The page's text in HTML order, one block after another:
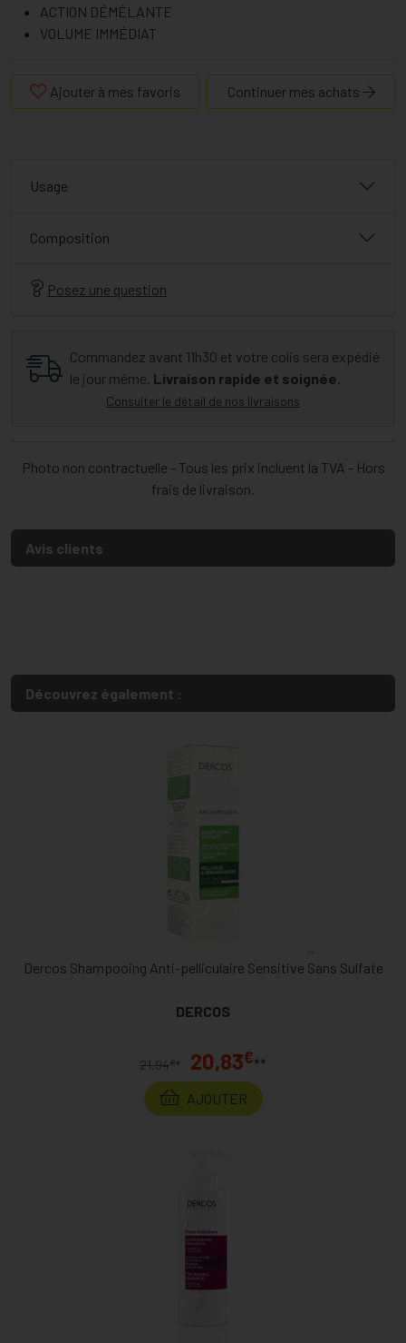
ACTION DÉMÉLANTE
VOLUME IMMÉDIAT
Ajouter à mes favoris Continuer mes achats
Usage
Composition
Posez une question
Commandez avant 11h30 et votre colis sera expédié
le jour même. Livraison rapide et soignée.
Consulter le détail de nos livraisons
Photo non contractuelle - Tous les prix incluent la TVA - Hors
frais de livraison.
Avis clients
Découvrez également :
Dercos Shampooing Anti-pelliculaire Sensitive Sans Sulfate
DERCOS
21,94€* 20,83€**
AJOUTER